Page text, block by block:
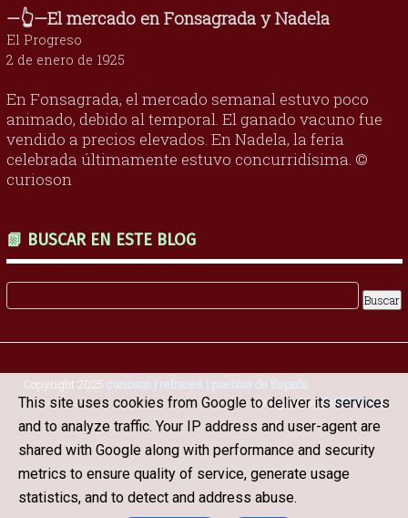
—👆—El mercado en Fonsagrada y Nadela
El Progreso
2 de enero de 1925
En Fonsagrada, el mercado semanal estuvo poco
animado, debido al temporal. El ganado vacuno fue
vendido a precios elevados. En Nadela, la feria
celebrada últimamente estuvo concurridísima. ©
curioson
📗 BUSCAR EN ESTE BLOG
Copyright 2025 curioson | refranes | pueblos de España
Designed byOddThemes
This site uses cookies from Google to deliver its services
and to analyze traffic. Your IP address and user-agent are
shared with Google along with performance and security
metrics to ensure quality of service, generate usage
statistics, and to detect and address abuse.